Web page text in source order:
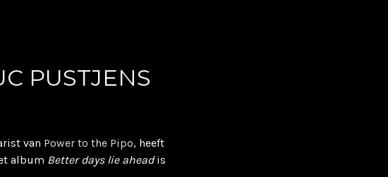
PUSTJENS
van Power to the Pipo, heeft
album Better days lie aheadis